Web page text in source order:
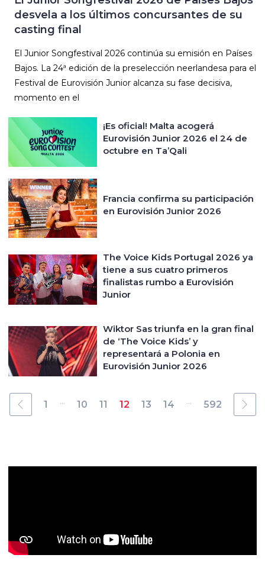
desvela a los últimos concursantes de su
casting final
El Junior Songfestival 2026 continúa su emisión en Países
Bajos. La 24ª edición de la preselección neerlandesa para el
Festival de Eurovisión Junior alcanza su fase decisiva,
momento en el
¡Es oficial! Malta acogerá
Eurovisión Junior 2026 el 24 de
octubre en Ta’Qali
Francia confirma su participación
en Eurovisión Junior 2026
The Voice Kids Portugal 2026 ya
tiene a sus cuatro primeros
finalistas rumbo a Eurovisión
Junior
Wiktor Sas triunfa en la gran final
de ‘The Voice Kids’ y
representará a Polonia en
Eurovisión Junior 2026
1 ... 10 11 12 13 14 ... 592